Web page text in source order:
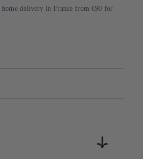
delivery in France from €90 for